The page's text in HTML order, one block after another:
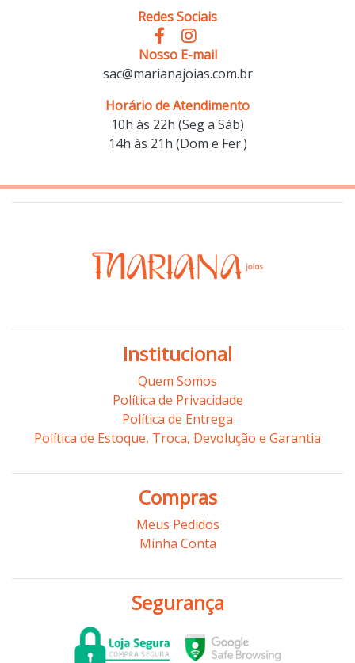
Redes Sociais
Nosso E-mail
sac@marianajoias.com.br
Horário de Atendimento
10h às 22h (Seg a Sáb)
14h às 21h (Dom e Fer.)
Institucional
Quem Somos
Política de Privacidade
Política de Entrega
Política de Estoque, Troca, Devolução e Garantia
Compras
Meus Pedidos
Minha Conta
Segurança